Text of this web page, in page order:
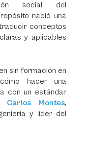
social del
nació una
conceptos
y aplicables
sin formación en
hacer una
con un estándar
Carlos Montes,
y líder del